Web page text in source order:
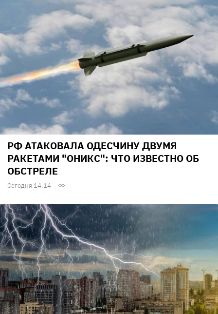
РФ АТАКОВАЛА ОДЕСЧИНУ ДВУМЯ
РАКЕТАМИ "ОНИКС": ЧТО ИЗВЕСТНО ОБ
ОБСТРЕЛЕ
Сегодня 14:14